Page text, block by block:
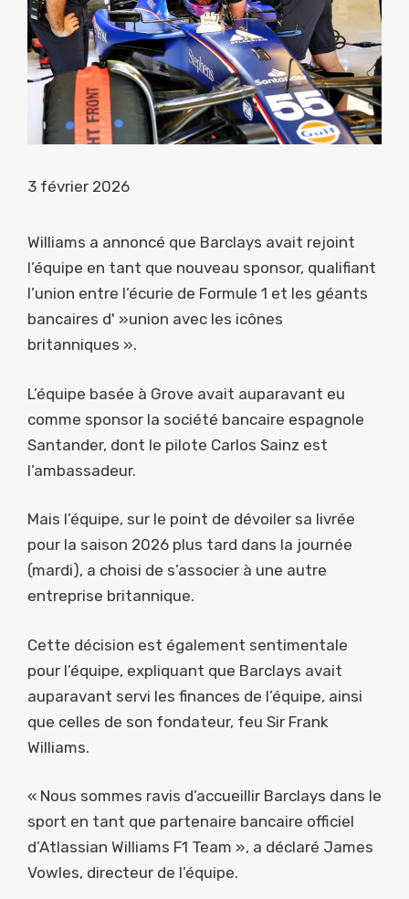
3 février 2026
Williams a annoncé que Barclays avait rejoint
l’équipe en tant que nouveau sponsor, qualifiant
l’union entre l’écurie de Formule 1 et les géants
bancaires d' »union avec les icônes
britanniques ».
L’équipe basée à Grove avait auparavant eu
comme sponsor la société bancaire espagnole
Santander, dont le pilote Carlos Sainz est
l’ambassadeur.
Mais l’équipe, sur le point de dévoiler sa livrée
pour la saison 2026 plus tard dans la journée
(mardi), a choisi de s’associer à une autre
entreprise britannique.
Cette décision est également sentimentale
pour l’équipe, expliquant que Barclays avait
auparavant servi les finances de l’équipe, ainsi
que celles de son fondateur, feu Sir Frank
Williams.
« Nous sommes ravis d’accueillir Barclays dans le
sport en tant que partenaire bancaire officiel
d’Atlassian Williams F1 Team », a déclaré James
Vowles, directeur de l’équipe.